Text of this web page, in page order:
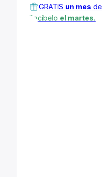
GRATIS un mes de
Recíbelo el martes.